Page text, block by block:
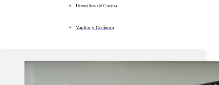
Utensilios de Cocina
Vajillas y Cerámica